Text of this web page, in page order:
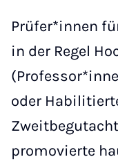
Prüfer*innen
in der Regel
oder
promovierte